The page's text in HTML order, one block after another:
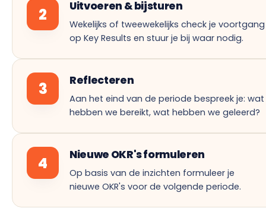
2 Uitvoeren & bijsturen
Wekelijks of tweewekelijks check je voortgang
op Key Results en stuur je bij waar nodig.
3 Reflecteren
Aan het eind van de periode bespreek je: wat
hebben we bereikt, wat hebben we geleerd?
4 Nieuwe OKR's formuleren
Op basis van de inzichten formuleer je
nieuwe OKR's voor de volgende periode.